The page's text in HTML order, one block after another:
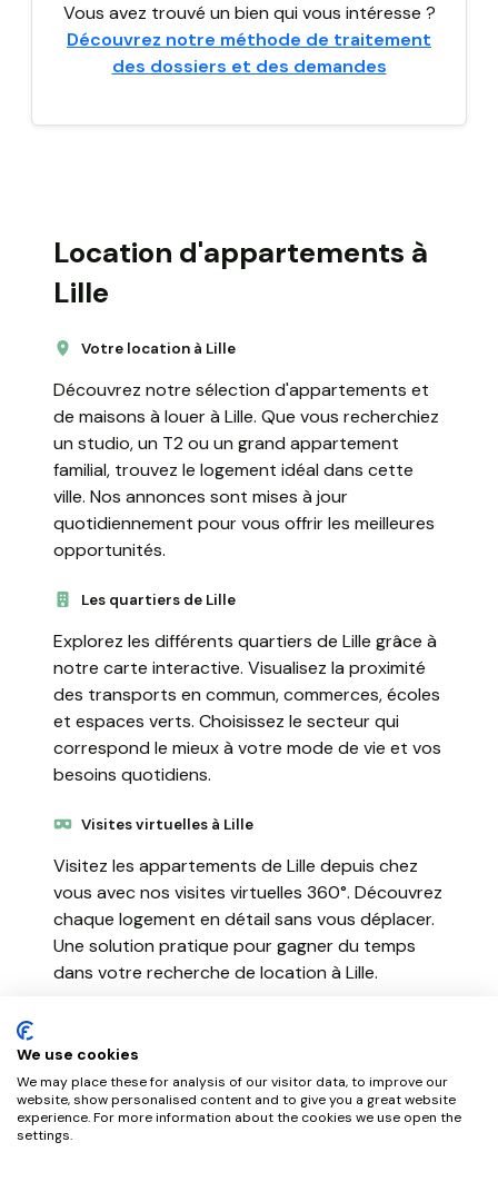
Vous avez trouvé un bien qui vous intéresse ?
Découvrez notre méthode de traitement
des dossiers et des demandes
Location d'appartements à
Lille
Votre location à Lille
Découvrez notre sélection d'appartements et
de maisons à louer à Lille. Que vous recherchiez
un studio, un T2 ou un grand appartement
familial, trouvez le logement idéal dans cette
ville. Nos annonces sont mises à jour
quotidiennement pour vous offrir les meilleures
opportunités.
Les quartiers de Lille
Explorez les différents quartiers de Lille grâce à
notre carte interactive. Visualisez la proximité
des transports en commun, commerces, écoles
et espaces verts. Choisissez le secteur qui
correspond le mieux à votre mode de vie et vos
besoins quotidiens.
Visites virtuelles à Lille
Visitez les appartements de Lille depuis chez
vous avec nos visites virtuelles 360°. Découvrez
chaque logement en détail sans vous déplacer.
Une solution pratique pour gagner du temps
dans votre recherche de location à Lille.
NousGérons simplifie votre location à Lille avec
un processus 100% en ligne. Constitution du
dossier, signature électronique et paiement
sécurisé. Bénéficiez d'un accompagnement
We use cookies
We may place these for analysis of our visitor data, to improve our
website, show personalised content and to give you a great website
experience. For more information about the cookies we use open the
settings.